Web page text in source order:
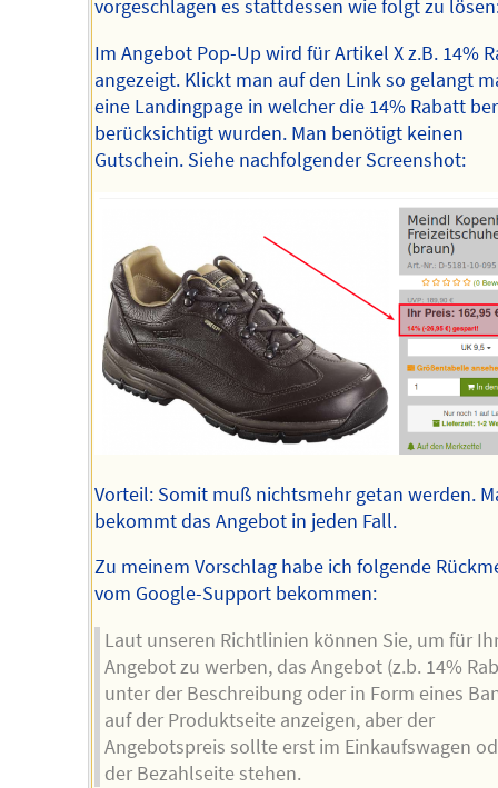
vorgeschlagen es stattdessen wie folgt zu
Im Angebot Pop-Up wird für Artikel X z.B. 14%
angezeigt. Klickt man auf den Link so gelangt
eine Landingpage in welcher die 14% Rabatt
berücksichtigt wurden. Man benötigt keinen
Gutschein. Siehe nachfolgender Screenshot:
Vorteil: Somit muß nichtsmehr getan werden.
bekommt das Angebot in jeden Fall.
Zu meinem Vorschlag habe ich folgende
vom Google-Support bekommen:
Laut unseren Richtlinien können Sie, um für
Angebot zu werben, das Angebot (z.b. 14%
unter der Beschreibung oder in Form eines
auf der Produktseite anzeigen, aber der
Angebotspreis sollte erst im Einkaufswagen
der Bezahlseite stehen.